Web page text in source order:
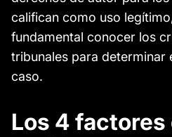
califican como uso
fundamental conocer los
tribunales para determinar
caso.
Los 4 factores